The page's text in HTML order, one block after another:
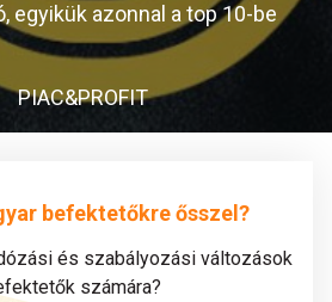
egyikük azonnal a top 10-be
PIAC&PROFIT
befektetőkre ősszel?
és szabályozási változások
számára?